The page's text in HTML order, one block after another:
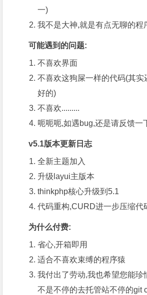
一)
我不是大神,就是有点无聊的程
可能遇到的问题:
不喜欢界面
不喜欢这狗屎一样的代码(其实
好的)
不喜欢.........
呃呃呃,如遇bug,还是请反馈一
v5.1版本更新日志
全新主题加入
升级layui主版本
thinkphp核心升级到5.1
代码重构,CURD进一步压缩代
为什么付费:
省心,开箱即用
适合不喜欢束缚的程序猿
我付出了劳动,我也希望您能珍
不是不停的去托管站不停的git